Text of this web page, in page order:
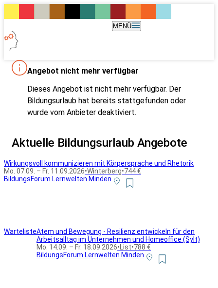
MENÜ
Angebot nicht mehr verfügbar
Dieses Angebot ist nicht mehr verfügbar. Der
Bildungsurlaub hat bereits stattgefunden oder
wurde vom Anbieter deaktiviert.
Aktuelle Bildungsurlaub Angebote
Wirkungsvoll kommunizieren mit Körpersprache und Rhetorik
Mo. 07.09. – Fr. 11.09.2026•Winterberg•744 €
BildungsForum Lernwelten Minden
WartelisteAtem und Bewegung - Resilienz entwickeln für den
Arbeitsalltag im Unternehmen und Homeoffice (Sylt)
Mo. 14.09. – Fr. 18.09.2026•List•788 €
BildungsForum Lernwelten Minden